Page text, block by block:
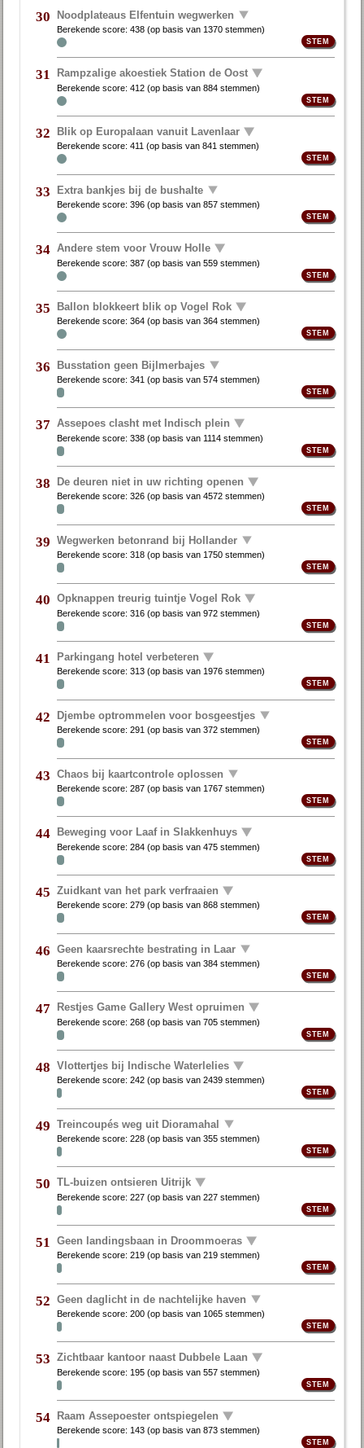
30 Noodplateaus Elfentuin wegwerken
Berekende score:438 (op basis van 1370 stemmen)
31 Rampzalige akoestiek Station de Oost
Berekende score:412 (op basis van884 stemmen)
32 Blik op Europalaan vanuit Lavenlaar
Berekende score:411 (op basis van841 stemmen)
33 Extra bankjes bij de bushalte
Berekende score:396 (op basis van857 stemmen)
34 Andere stem voor Vrouw Holle
Berekende score:387 (op basis van559 stemmen)
35 Ballon blokkeert blik op Vogel Rok
Berekende score:364 (op basis van364 stemmen)
36 Busstation geen Bijlmerbajes
Berekende score:341 (op basis van574 stemmen)
37 Assepoes clasht met Indisch plein
Berekende score:338 (op basis van 1114 stemmen)
38 De deuren niet in uw richting openen
Berekende score:326 (op basis van4572 stemmen)
39 Wegwerken betonrand bij Hollander
Berekende score:318 (op basis van 1750 stemmen)
40 Opknappen treurig tuintje Vogel Rok
Berekende score:316 (op basis van972 stemmen)
41 Parkingang hotel verbeteren
Berekende score:313 (op basis van1976 stemmen)
42 Djembe optrommelen voor bosgeestjes
Berekende score:291 (op basis van372 stemmen)
43 Chaos bij kaartcontrole oplossen
Berekende score:287 (op basis van 1767 stemmen)
44 Beweging voor Laaf in Slakkenhuys
Berekende score:284 (op basis van475 stemmen)
45 Zuidkant van het park verfraaien
Berekende score:279 (op basis van868 stemmen)
46 Geen kaarsrechte bestrating in Laar
Berekende score:276 (op basis van384 stemmen)
47 Restjes Game Gallery West opruimen
Berekende score:268 (op basis van705 stemmen)
48 Vlottertjes bij Indische Waterlelies
Berekende score:242 (op basis van2439 stemmen)
49 Treincoupés weg uit Dioramahal
Berekende score:228 (op basis van355 stemmen)
50 TL-buizen ontsieren Uitrijk
Berekende score:227 (op basis van227 stemmen)
51 Geen landingsbaan in Droommoeras
Berekende score:219 (op basis van219 stemmen)
52 Geen daglicht in de nachtelijke haven
Berekende score:200 (op basis van 1065 stemmen)
53 Zichtbaar kantoor naast Dubbele Laan
Berekende score: 195 (op basis van557 stemmen)
54 Raam Assepoester ontspiegelen
Berekende score: 143 (op basis van873 stemmen)